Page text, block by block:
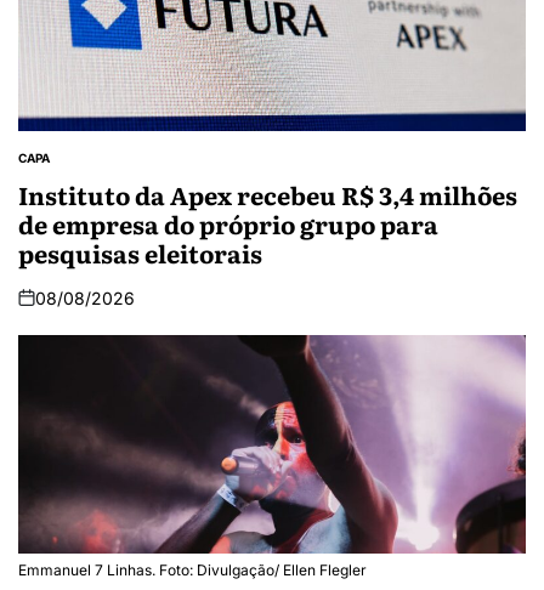
CAPA
Instituto da Apex recebeu R$ 3,4 milhões
de empresa do próprio grupo para
pesquisas eleitorais
08/08/2026
Emmanuel 7 Linhas. Foto: Divulgação/ Ellen Flegler